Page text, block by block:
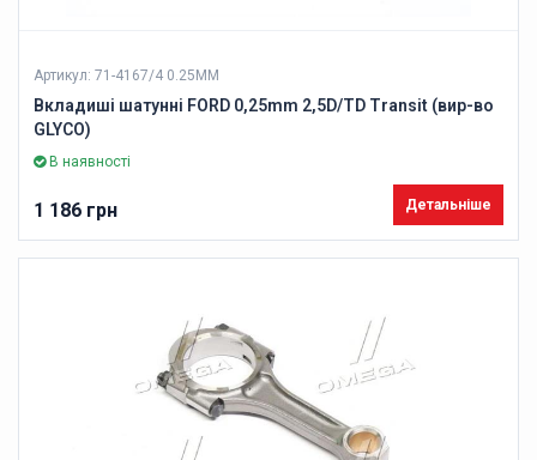
Артикул: 71-4167/4 0.25MM
Вкладиші шатунні FORD 0,25mm 2,5D/TD Transit (вир-во
GLYCO)
В наявності
1 186 грн Детальніше